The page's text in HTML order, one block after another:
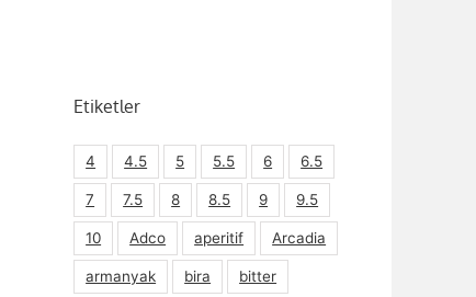
Etiketler
4 4.5 5 5.5 6 6.5
7 7.5 8 8.5 9 9.5
10 Adco aperitif Arcadia
armanyak bira bitter